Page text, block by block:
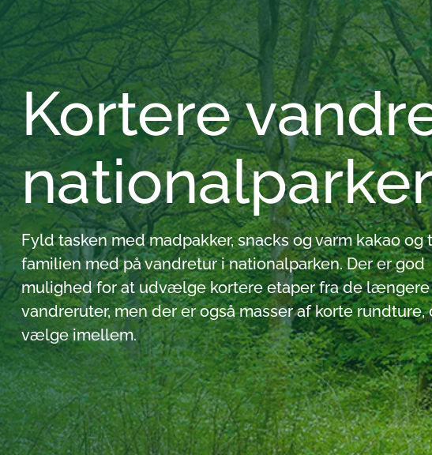
Kortere
Fyld tasken med madpakker, snacks og varm kakao og
familien med på vandretur i nationalparken. Der er god
mulighed for at udvælge kortere etaper fra de længere
vandreruter, men der er også masser af korte rundture,
vælge imellem.